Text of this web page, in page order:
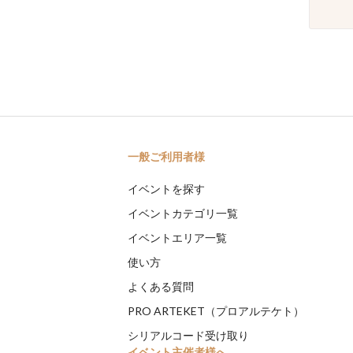
一般ご利用者様
イベントを探す
イベントカテゴリ一覧
イベントエリア一覧
使い方
よくある質問
PRO ARTEKET（プロアルテケト）
シリアルコード受け取り